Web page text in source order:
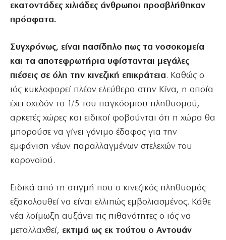
εκατοντάδες χιλιάδες άνθρωποι προσβλήθηκαν
πρόσφατα.
Συγχρόνως, είναι πασίδηλο πως τα νοσοκομεία
και τα αποτεφρωτήρια υφίστανται μεγάλες
πιέσεις σε όλη την κινεζική επικράτεια. Καθώς ο
ιός κυκλοφορεί πλέον ελεύθερα στην Κίνα, η οποία
έχει σχεδόν το 1/5 του παγκόσμιου πληθυσμού,
αρκετές χώρες και ειδικοί φοβούνται ότι η χώρα θα
μπορούσε να γίνει γόνιμο έδαφος για την
εμφάνιση νέων παραλλαγμένων στελεχών του
κορονοϊού.
Ειδικά από τη στιγμή που ο κινεζικός πληθυσμός
εξακολουθεί να είναι ελλιπώς εμβολιασμένος. Κάθε
νέα λοίμωξη αυξάνει τις πιθανότητες ο ιός να
μεταλλαχθεί, εκτιμά ως εκ τούτου ο Αντουάν